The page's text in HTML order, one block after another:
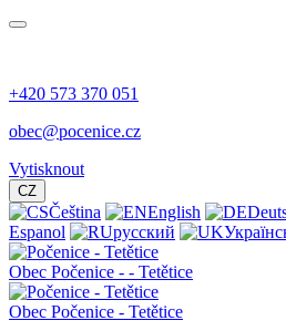
+420 573 370 051
obec@pocenice.cz
Vytisknout
CZ
Čeština English
Espanol
русский
Obec Počenice - - Tetětice
Obec Počenice - Tetětice